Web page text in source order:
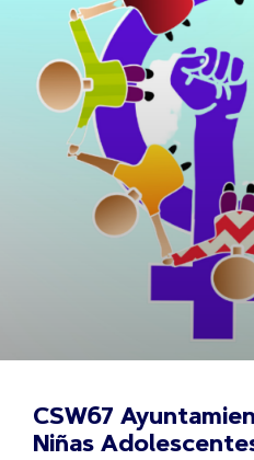
CSW67
Niñas